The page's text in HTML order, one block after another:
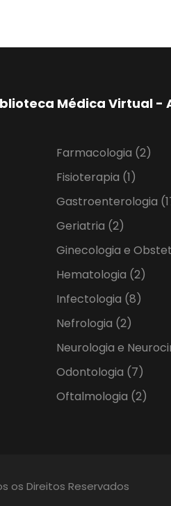
Médica Virtual -
Farmacologia (2)
Fisioterapia (1)
Gastroenterologia
Geriatria (2)
Ginecologia e
Hematologia (2)
Infectologia (8)
Nefrologia (2)
Neurologia e
Odontologia (7)
Oftalmologia (2)
os Direitos Reservados